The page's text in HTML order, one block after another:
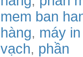
mem ban
hàng, máy
vạch, phần